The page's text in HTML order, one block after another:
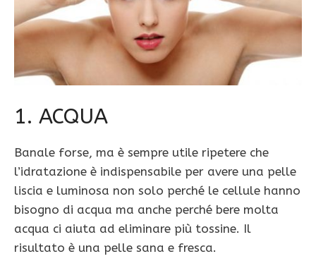
1. ACQUA
Banale forse, ma è sempre utile ripetere che
l’idratazione è indispensabile per avere una pelle
liscia e luminosa non solo perché le cellule hanno
bisogno di acqua ma anche perché bere molta
acqua ci aiuta ad eliminare più tossine. Il
risultato è una pelle sana e fresca.